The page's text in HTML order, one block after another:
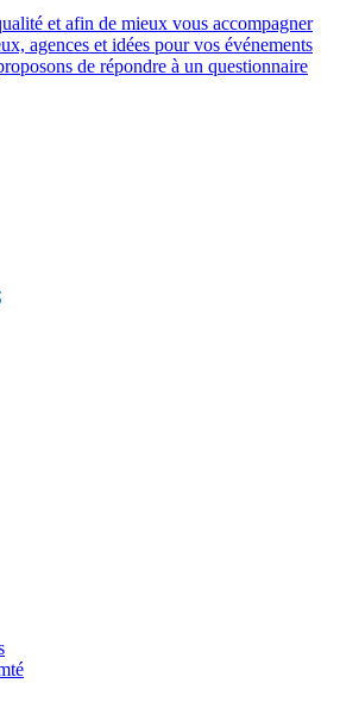
et afin de mieux vous accompagner
agences et idées pour vos événements
de répondre à un questionnaire